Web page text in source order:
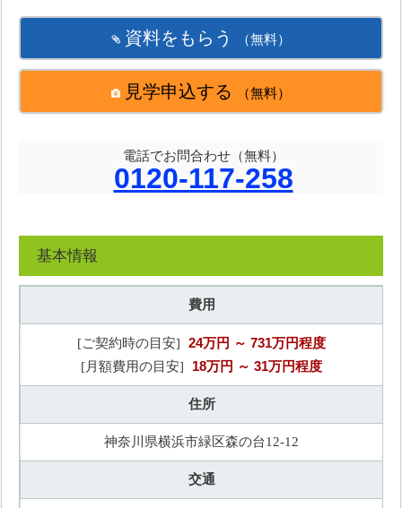
資料をもらう （無料）
見学申込する （無料）
電話でお問合わせ（無料）
0120-117-258
基本情報
費用
[ご契約時の目安] 24万円 ～ 731万円程度
[月額費用の目安] 18万円 ～ 31万円程度
住所
神奈川県横浜市緑区森の台12-12
交通